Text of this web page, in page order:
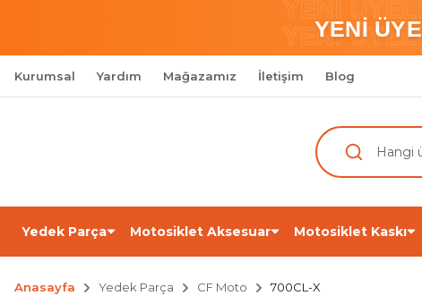
YENİ
YENİYENİ
Kurumsal Yardım Mağazamız İletişim Blog
Yedek Parça Motosiklet Aksesuar Motosiklet Kaskı
Anasayfa Yedek Parça CF Moto 700CL-X